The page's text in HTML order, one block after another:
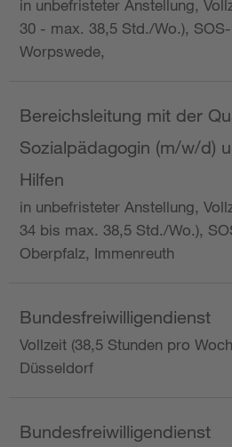
in unbefristeter Anstellung,
30 - max. 38,5 Std./Wo.),
Worpswede,
Bereichsleitung mit der
Sozialpädagogin (m/w/d)
Hilfen
in unbefristeter Anstellung,
34 bis max. 38,5 Std./Wo.),
Oberpfalz, Immenreuth
Bundesfreiwilligendienst
Vollzeit (38,5 Stunden pro
Düsseldorf
Bundesfreiwilligendienst